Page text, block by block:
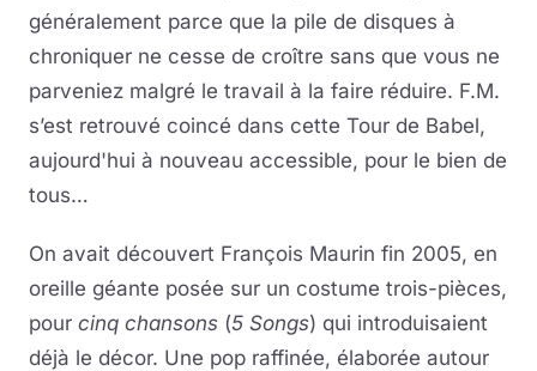
généralement parce que la pile de disques à
chroniquer ne cesse de croître sans que vous ne
parveniez malgré le travail à la faire réduire. F.M.
s’est retrouvé coincé dans cette Tour de Babel,
aujourd'hui à nouveau accessible, pour le bien de
tous…
On avait découvert François Maurin fin 2005, en
oreille géante posée sur un costume trois-pièces,
pour cinq chansons (5 Songs) qui introduisaient
déjà le décor. Une pop raffinée, élaborée autour